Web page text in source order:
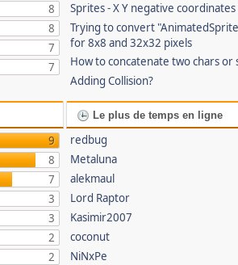
8
8
7
7
Sprites - X Y negative coordinates
Trying to convert
for 8x8 and 32x32 pixels
How to concatenate two chars or
Adding Collision?
9
8
7
3
3
2
2
Le plus de temps en ligne
redbug
Metaluna
alekmaul
Lord Raptor
Kasimir2007
coconut
NiNxPe